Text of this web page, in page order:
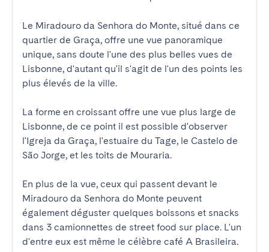
Le Miradouro da Senhora do Monte, situé dans ce
quartier de Graça, offre une vue panoramique
unique, sans doute l'une des plus belles vues de
Lisbonne, d'autant qu'il s'agit de l'un des points les
plus élevés de la ville.
La forme en croissant offre une vue plus large de
Lisbonne, de ce point il est possible d'observer
l'Igreja da Graça, l'estuaire du Tage, le Castelo de
São Jorge, et les toits de Mouraria.
En plus de la vue, ceux qui passent devant le
Miradouro da Senhora do Monte peuvent
également déguster quelques boissons et snacks
dans 3 camionnettes de street food sur place. L'un
d'entre eux est même le célèbre café A Brasileira.